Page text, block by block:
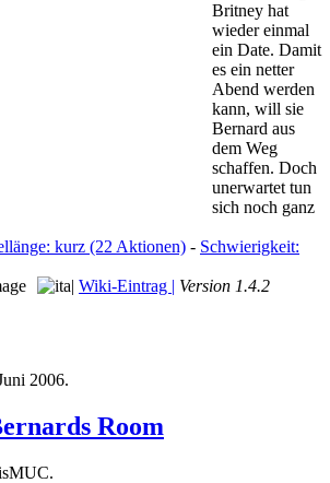
Britney hat
wieder einmal
ein Date. Damit
es ein netter
Abend werden
kann, will sie
Bernard aus
dem Weg
schaffen. Doch
unerwartet tun
sich noch ganz
kurz (22 Aktionen) - Schwierigkeit:
| Wiki-Eintrag | Version 1.4.2
2006.
Room